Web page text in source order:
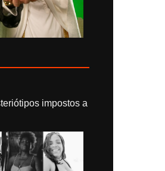
impostos a